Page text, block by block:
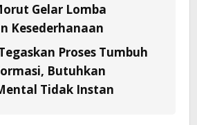
Gelar Lomba
Kesederhanaan
Proses Tumbuh
Butuhkan
Tidak Instan